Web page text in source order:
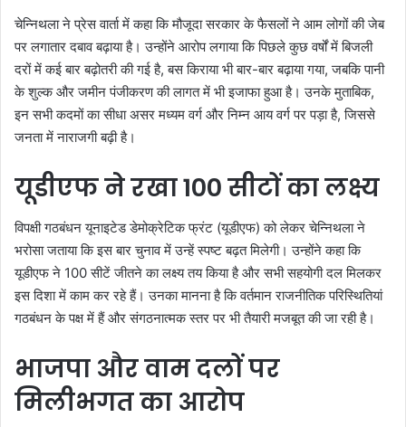
चेन्निथला ने प्रेस वार्ता में कहा कि मौजूदा सरकार के फैसलों ने आम लोगों की जेब
पर लगातार दबाव बढ़ाया है। उन्होंने आरोप लगाया कि पिछले कुछ वर्षों में बिजली
दरों में कई बार बढ़ोतरी की गई है, बस किराया भी बार-बार बढ़ाया गया, जबकि पानी
के शुल्क और जमीन पंजीकरण की लागत में भी इजाफा हुआ है। उनके मुताबिक,
इन सभी कदमों का सीधा असर मध्यम वर्ग और निम्न आय वर्ग पर पड़ा है, जिससे
जनता में नाराजगी बढ़ी है।
यूडीएफ ने रखा 100 सीटों का लक्ष्य
विपक्षी गठबंधन यूनाइटेड डेमोक्रेटिक फ्रंट (यूडीएफ) को लेकर चेन्निथला ने
भरोसा जताया कि इस बार चुनाव में उन्हें स्पष्ट बढ़त मिलेगी। उन्होंने कहा कि
यूडीएफ ने 100 सीटें जीतने का लक्ष्य तय किया है और सभी सहयोगी दल मिलकर
इस दिशा में काम कर रहे हैं। उनका मानना है कि वर्तमान राजनीतिक परिस्थितियां
गठबंधन के पक्ष में हैं और संगठनात्मक स्तर पर भी तैयारी मजबूत की जा रही है।
भाजपा और वाम दलों पर
मिलीभगत का आरोप